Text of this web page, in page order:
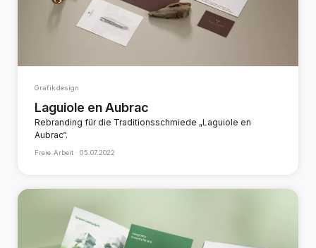
Grafikdesign
Laguiole en Aubrac
Rebranding für die Traditionsschmiede „Laguiole en
Aubrac“.
Freie Arbeit ·05.07.2022